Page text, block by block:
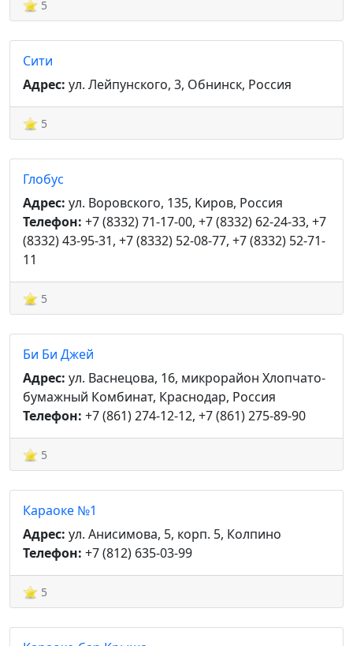
5
Сити
Адрес: ул. Лейпунского, 3, Обнинск, Россия
5
Глобус
Адрес: ул. Воровского, 135, Киров, Россия
Телефон: +7 (8332) 71-17-00, +7 (8332) 62-24-33, +7
(8332) 43-95-31, +7 (8332) 52-08-77, +7 (8332) 52-71-
11
5
Би Би Джей
Адрес: ул. Васнецова, 16, микрорайон Хлопчато-
бумажный Комбинат, Краснодар, Россия
Телефон: +7 (861) 274-12-12, +7 (861) 275-89-90
5
Караоке №1
Адрес: ул. Анисимова, 5, корп. 5, Колпино
Телефон: +7 (812) 635-03-99
5